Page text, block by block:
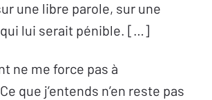
une libre parole, sur une
lui serait pénible. […]
ne me force pas à
que j’entends n’en reste pas